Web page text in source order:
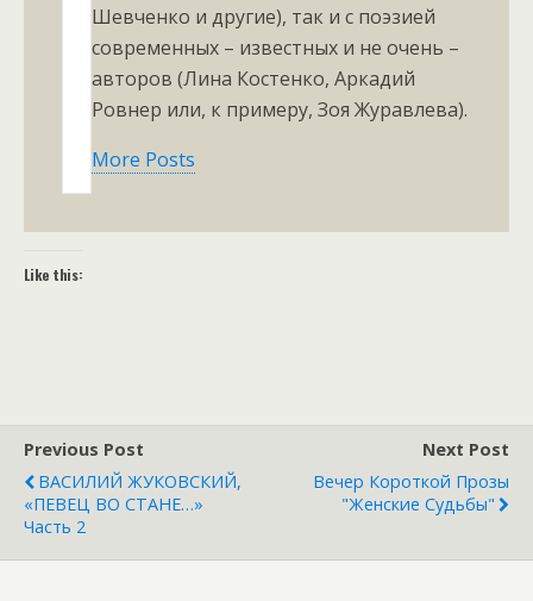
Шевченко и другие), так и с поэзией
современных – известных и не очень –
авторов (Лина Костенко, Аркадий
Ровнер или, к примеру, Зоя Журавлева).
More Posts
Like this:
Previous Post
ВАСИЛИЙ ЖУКОВСКИЙ,
«ПЕВЕЦ ВО СТАНЕ…»
Часть 2
Next Post
Вечер Короткой Прозы
"Женские Судьбы"